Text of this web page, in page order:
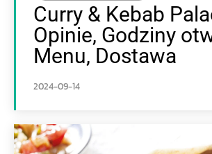
Curry & Kebab
Opinie, Godziny
Menu, Dostawa
2024-09-14